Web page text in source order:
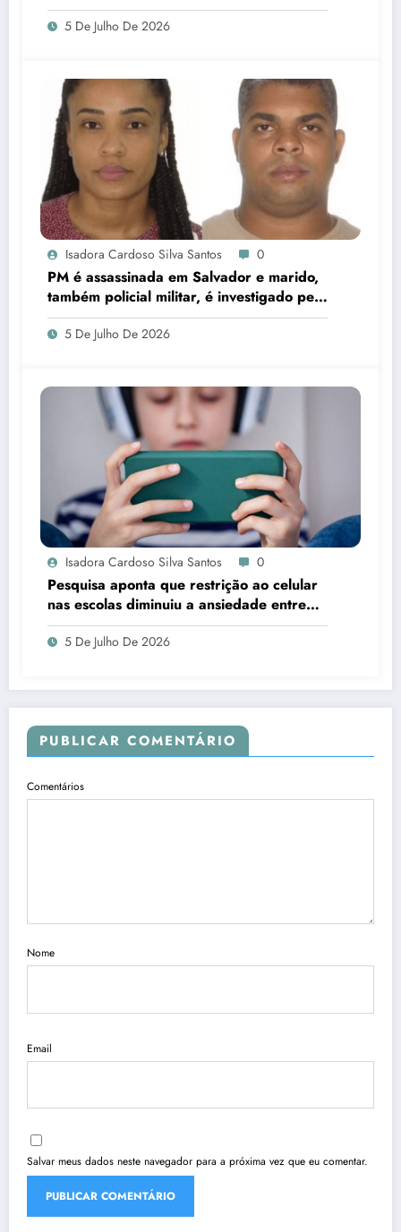
5 De Julho De 2026
Isadora Cardoso Silva Santos 0
PM é assassinada em Salvador e marido,
também policial militar, é investigado pelo
crime
5 De Julho De 2026
Isadora Cardoso Silva Santos 0
Pesquisa aponta que restrição ao celular
nas escolas diminuiu a ansiedade entre
estudantes
5 De Julho De 2026
PUBLICAR COMENTÁRIO
Comentários
Nome
Email
Salvar meus dados neste navegador para a próxima vez que eu comentar.